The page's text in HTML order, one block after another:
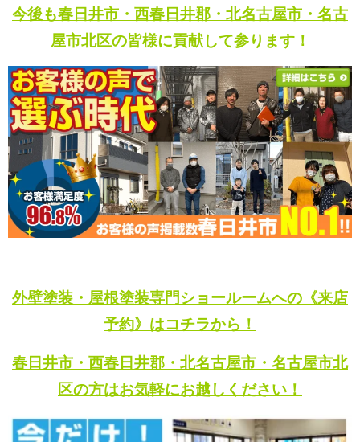
今後も春日井市・西春日井郡・北名古屋市・名古
屋市北区の皆様に貢献して参ります！
外壁塗装・屋根塗装専門ショールームへの《来店
予約》はコチラから！
春日井市・西春日井郡・北名古屋市・名古屋市北
区の方はお気軽にお越しください！